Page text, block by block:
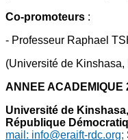
Co-promoteurs :
- Professeur Raphael
(Université de
ANNEE ACADEMIQUE
Université de
République
mail: info@eraift-rdc.org;